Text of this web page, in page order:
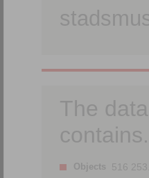
The
Objects 516 253.